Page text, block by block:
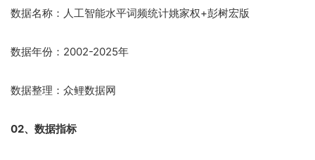
数据名称：人工智能水平词频统计姚家权+彭树宏版
数据年份：2002-2025年
数据整理：众鲤数据网
02、数据指标